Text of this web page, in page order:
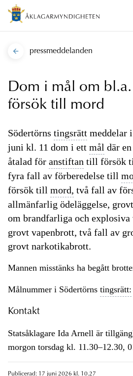
pressmeddelanden
Dom i mål om
försök till mord
Södertörns tingsrätt meddelar
juni kl. 11 dom i ett mål där
åtalad för anstiftan till försök
fyra fall av förberedelse till
försök till mord, två fall av
allmänfarlig ödeläggelse,
om brandfarliga och explosiva
grovt vapenbrott, två fall av
grovt narkotikabrott.
Mannen misstänks ha begått
Målnummer i Södertörns tingsrätt:
Kontakt
Statsåklagare Ida Arnell är
morgon torsdag kl. 11.30–12.30,
Publicerad: 17 juni 2026 kl. 10.27